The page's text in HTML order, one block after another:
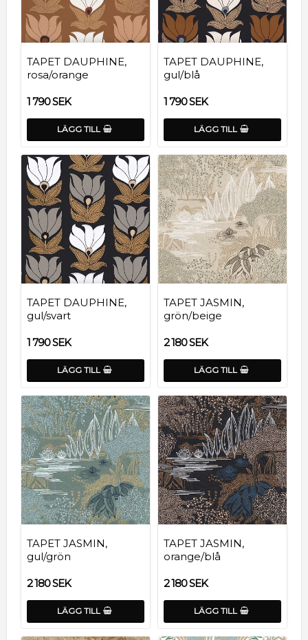
TAPET DAUPHINE,
rosa/orange
1 790 SEK
LÄGG TILL
TAPET DAUPHINE,
gul/blå
1 790 SEK
LÄGG TILL
TAPET DAUPHINE,
gul/svart
1 790 SEK
LÄGG TILL
TAPET JASMIN,
grön/beige
2 180 SEK
LÄGG TILL
TAPET JASMIN,
gul/grön
2 180 SEK
LÄGG TILL
TAPET JASMIN,
orange/blå
2 180 SEK
LÄGG TILL